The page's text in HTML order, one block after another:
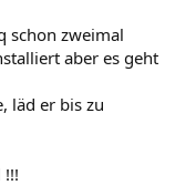
schon zweimal
aber es geht
läd er bis zu